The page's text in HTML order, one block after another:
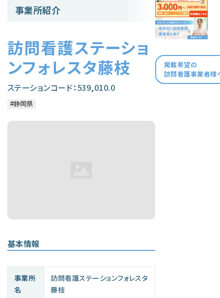
事業所紹介
訪問看護ステーショ
ンフォレスタ藤枝
ステーションコード：539,010.0
基本情報
事業所
名
訪問看護ステーションフォレスタ
藤枝
掲載希望の
訪問看護事業者様